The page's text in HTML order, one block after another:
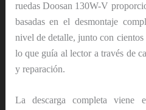
ruedas Doosan 130W-V
basadas en el desmontaje
nivel de detalle, junto con
lo que guía al lector a través de
y reparación.
La descarga completa viene